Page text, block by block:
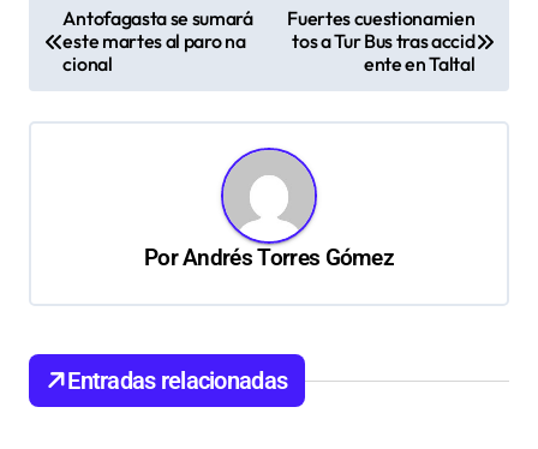
v
e
n
d
Antofagasta se sumará
este martes al paro na
cional
Fuertes cuestionamien
tos a Tur Bus tras accid
ente en Taltal
PorAndrés Torres Gómez
Entradas relacionadas